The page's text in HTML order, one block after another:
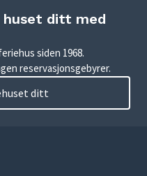
huset ditt med
siden 1968.
reservasjonsgebyrer.
ditt